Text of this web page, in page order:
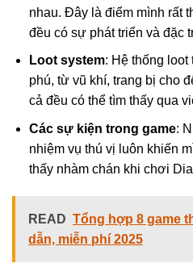
nhau. Đây là điểm mình rất
đều có sự phát triển và đặc
Loot system: Hệ thống loot
phú, từ vũ khí, trang bị cho
cả đều có thể tìm thấy qua
Các sự kiện trong game:
nhiệm vụ thú vị luôn khiến
thấy nhàm chán khi chơi
READ Tổng hợp 8 game
dẫn, miễn phí 2025